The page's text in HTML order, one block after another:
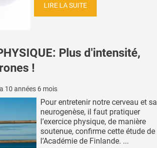
LIRE LA SUITE
Plus d'intensité,
!
10 années 6 mois
Pour entretenir notre cerveau et sa
neurogenèse, il faut pratiquer
l’exercice physique, de manière
soutenue, confirme cette étude de
l’Académie de Finlande. ...